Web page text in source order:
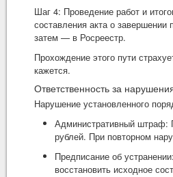
Шаг 4: Проведение работ и
составления акта о
затем — в Росреестр.
Прохождение этого пути
кажется.
Ответственность за
Нарушение установленного
Административный штраф:
рублей. При повторном
Предписание об
восстановить исходное